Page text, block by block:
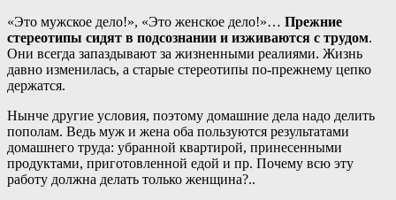
«Это мужское дело!», «Это женское дело!»… Прежние
стереотипы сидят в подсознании и изживаются с трудом.
Они всегда запаздывают за жизненными реалиями. Жизнь
давно изменилась, а старые стереотипы по-прежнему цепко
держатся.
Нынче другие условия, поэтому домашние дела надо делить
пополам. Ведь муж и жена оба пользуются результатами
домашнего труда: убранной квартирой, принесенными
продуктами, приготовленной едой и пр. Почему всю эту
работу должна делать только женщина?..